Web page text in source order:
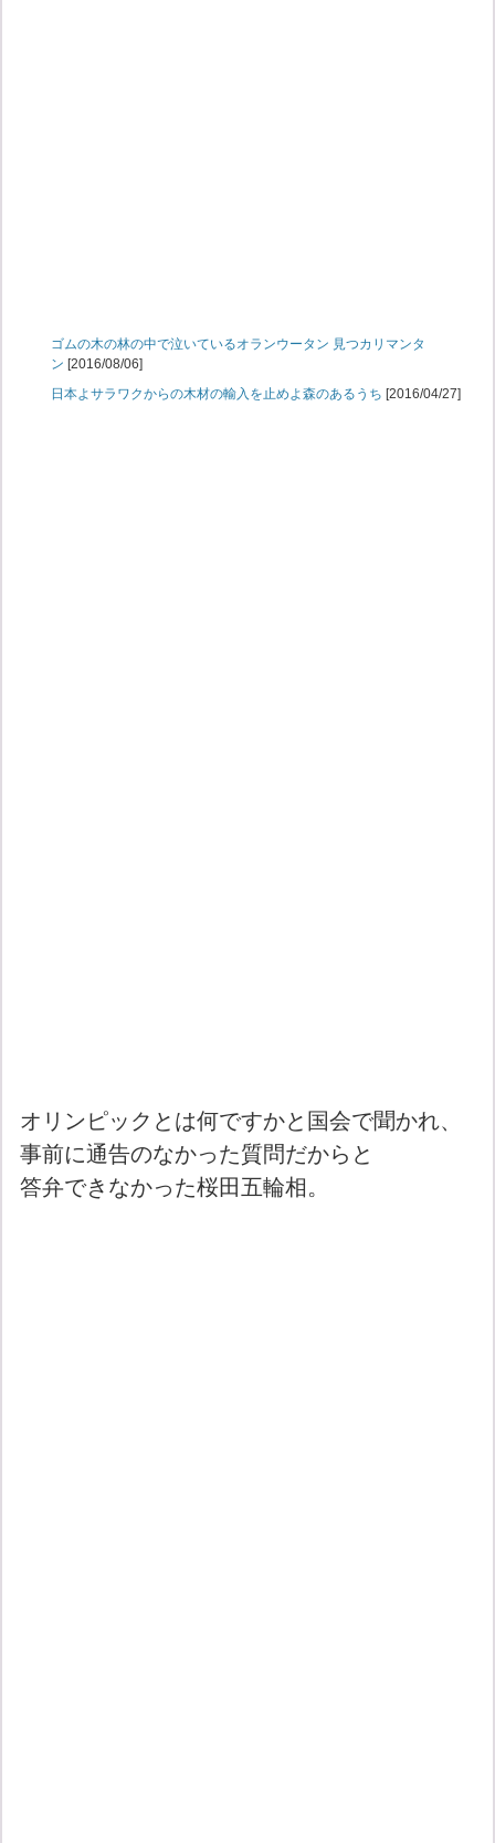
ゴムの木の林の中で泣いているオランウータン 見つカリマンタ
ン [2016/08/06]
日本よサラワクからの木材の輸入を止めよ森のあるうち [2016/04/27]
オリンピックとは何ですかと国会で聞かれ、
事前に通告のなかった質問だからと
答弁できなかった桜田五輪相。